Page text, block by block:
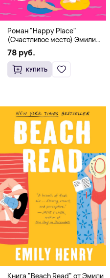
Роман "Happy Place"
(Счастливое место) Эмили
Генри | Твердый переплет
78 руб.
КУПИТЬ
Книга "Beach Read" от Эмили